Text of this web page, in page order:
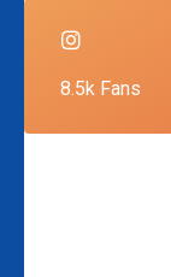
8.5k Fans